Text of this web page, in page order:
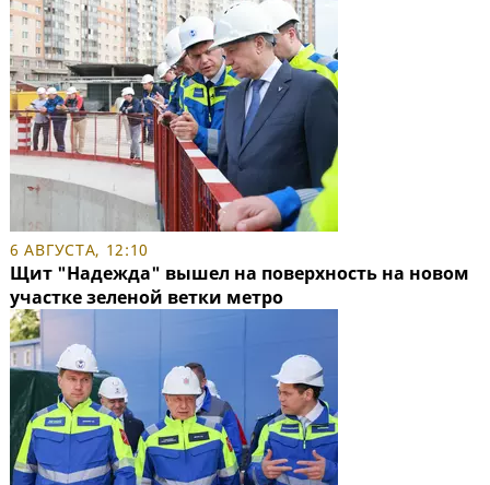
6 АВГУСТА, 12:10
Щит "Надежда" вышел на поверхность на новом
участке зеленой ветки метро